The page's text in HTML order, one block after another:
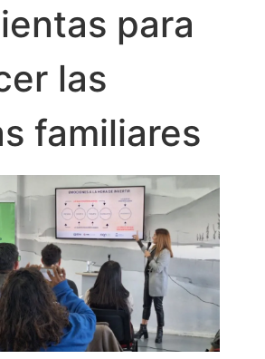
para
las
familiares